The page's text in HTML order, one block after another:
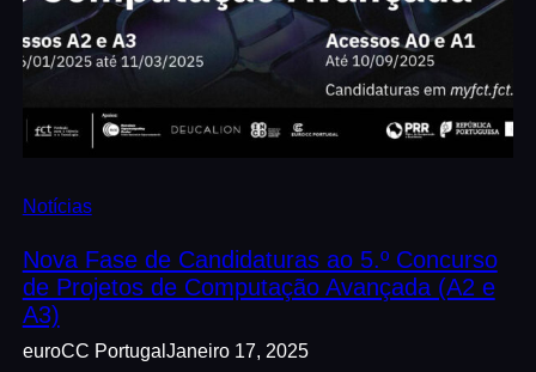
Notícias
Nova Fase de Candidaturas ao 5.º Concurso
de Projetos de Computação Avançada (A2 e
A3)
euroCC Portugal Janeiro 17, 2025